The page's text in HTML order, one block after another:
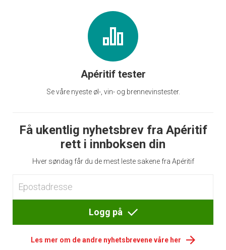
Apéritif tester
Se våre nyeste øl-, vin- og brennevinstester.
Få ukentlig nyhetsbrev fra Apéritif
rett i innboksen din
Hver søndag får du de mest leste sakene fra Apéritif
Logg på
Les mer om de andre nyhetsbrevene våre her